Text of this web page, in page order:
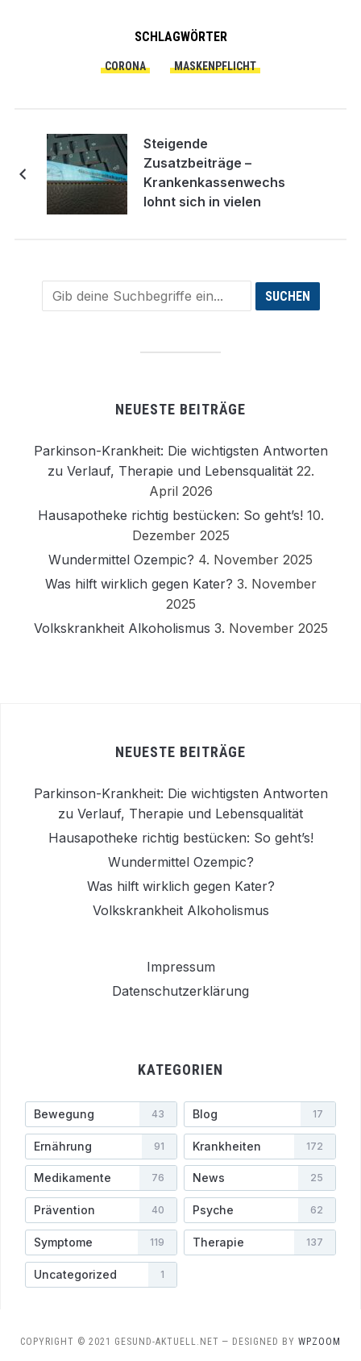
SCHLAGWÖRTER
CORONA MASKENPFLICHT
Steigende
Zusatzbeiträge –
Krankenkassenwechsel
lohnt sich in vielen
NEUESTE BEITRÄGE
Parkinson-Krankheit: Die wichtigsten Antworten
zu Verlauf, Therapie und Lebensqualität 22.
April 2026
Hausapotheke richtig bestücken: So geht’s! 10.
Dezember 2025
Wundermittel Ozempic? 4. November 2025
Was hilft wirklich gegen Kater? 3. November
2025
Volkskrankheit Alkoholismus 3. November 2025
NEUESTE BEITRÄGE
Parkinson-Krankheit: Die wichtigsten Antworten
zu Verlauf, Therapie und Lebensqualität
Hausapotheke richtig bestücken: So geht’s!
Wundermittel Ozempic?
Was hilft wirklich gegen Kater?
Volkskrankheit Alkoholismus
Impressum
Datenschutzerklärung
KATEGORIEN
Bewegung 43 Blog 17
Ernährung 91 Krankheiten 172
Medikamente 76 News 25
Prävention 40 Psyche 62
Symptome 119 Therapie 137
Uncategorized 1
COPYRIGHT © 2021 GESUND-AKTUELL.NET — DESIGNED BY WPZOOM